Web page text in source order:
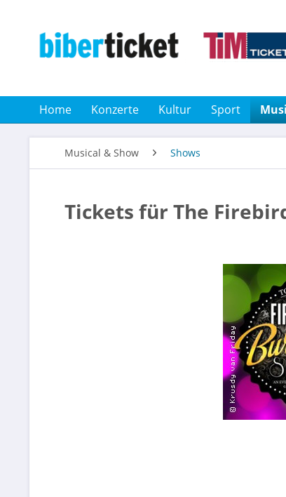
Home Konzerte Kultur Sport
Musical & Show Shows
Tickets für The